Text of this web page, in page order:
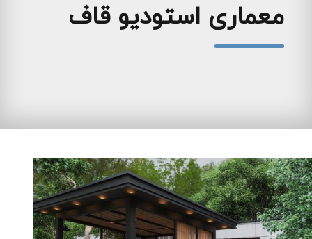
معماری استودیو قاف